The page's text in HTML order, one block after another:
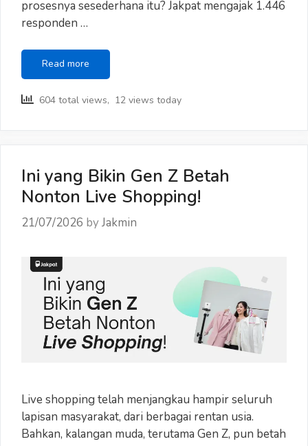
prosesnya sesederhana itu? Jakpat mengajak 1.446
responden …
Read more
Kita
Segampang
604 total views, 12 views today
Ini yang Bikin Gen Z Betah
Nonton Live Shopping!
21/07/2026 byJakmin
Live shopping telah menjangkau hampir seluruh
lapisan masyarakat, dari berbagai rentan usia.
Bahkan, kalangan muda, terutama Gen Z, pun betah